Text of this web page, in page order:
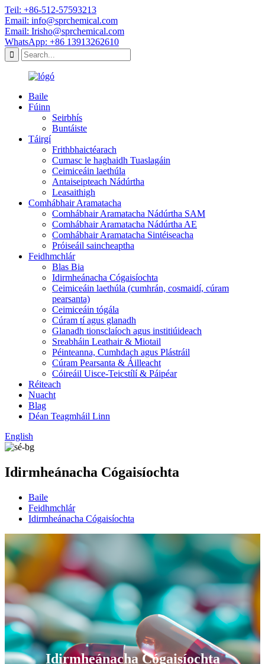
Teil: +86-512-57593213
Email: info@sprchemical.com
Email: Irisho@sprchemical.com
WhatsApp: +86 13913262610
Baile
Fúinn
Seirbhís
Buntáiste
Táirgí
Frithbhaictéarach
Cumasc le haghaidh Tuaslagáin
Ceimiceáin laethúla
Antaiseipteach Nádúrtha
Leasaithigh
Comhábhair Aramatacha
Comhábhair Aramatacha Nádúrtha SAM
Comhábhair Aramatacha Nádúrtha AE
Comhábhair Aramatacha Sintéiseacha
Próiseáil saincheaptha
Feidhmchlár
Blas Bia
Idirmheánacha Cógaisíochta
Ceimiceáin laethúla (cumhrán, cosmaidí, cúram
pearsanta)
Ceimiceáin tógála
Cúram tí agus glanadh
Glanadh tionsclaíoch agus institiúideach
Sreabháin Leathair & Miotail
Péinteanna, Cumhdach agus Plástráil
Cúram Pearsanta & Áilleacht
Cóireáil Uisce-Teicstílí & Páipéar
Réiteach
Nuacht
Blag
Déan Teagmháil Linn
English
Idirmheánacha Cógaisíochta
Baile
Feidhmchlár
Idirmheánacha Cógaisíochta
Idirmheánacha Cógaisíochta